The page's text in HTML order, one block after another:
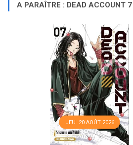
A PARAÎTRE : DEAD ACCOUNT 7
JEU. 20 AOÛT 2026